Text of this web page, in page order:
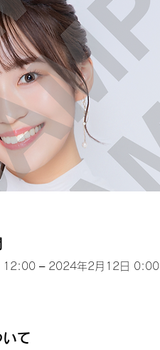
12:00 – 2024年2月12日 0:00
て